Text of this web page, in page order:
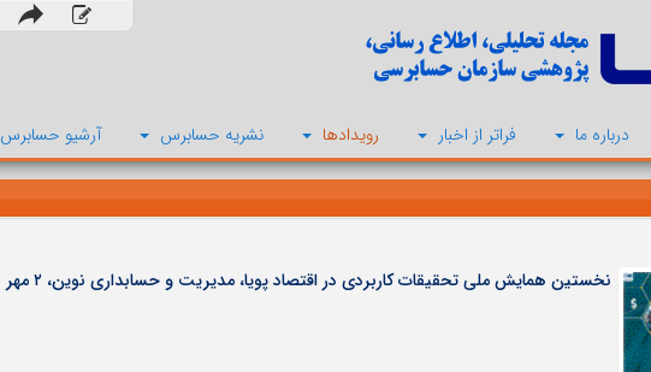
درباره ما فراتر از اخبار رویدادها نشریه حسابرس آرشیو حسابرس
نخستین همایش ملی تحقیقات کاربردی در اقتصاد پویا، مدیریت و حسابداری نوین، ۲ مهر ۱۳۹۹